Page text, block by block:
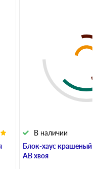
Блок-хаус крашеный
АВ хвоя
В наличии